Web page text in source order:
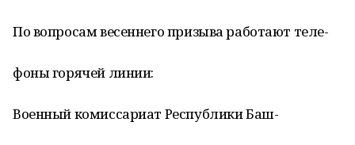
По вопросам весеннего призыва работают теле-
фоны горячей линии:
Военный комиссариат Республики Баш-